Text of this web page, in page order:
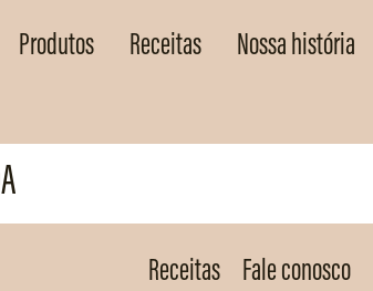
Produtos Receitas Nossa história
Receitas Fale conosco